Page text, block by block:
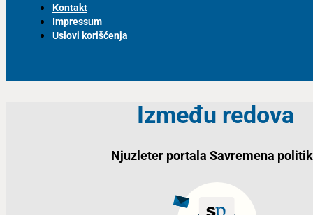
Kontakt
Impressum
Uslovi korišćenja
Između redova
Njuzleter portala Savremena